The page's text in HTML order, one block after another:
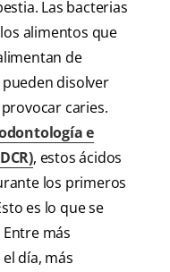
Las bacterias
alimentos que
de
disolver
caries.
e
, estos ácidos
los primeros
es lo que se
más
día, más